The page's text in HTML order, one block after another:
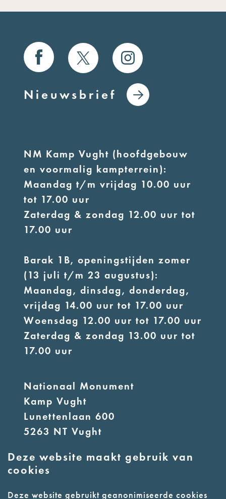
Deze website maakt gebruik van
cookies
Deze website gebruikt geanonimiseerde cookies
Nieuwsbrief
NM Kamp Vught (hoofdgebouw
en voormalig kampterrein):
Maandag t/m vrijdag 10.00 uur
tot 17.00 uur
Zaterdag & zondag 12.00 uur tot
17.00 uur
Barak 1B, openingstijden zomer
(13 juli t/m 23 augustus):
Maandag, dinsdag, donderdag,
vrijdag 14.00 uur tot 17.00 uur
Woensdag 12.00 uur tot 17.00 uur
Zaterdag & zondag 13.00 uur tot
17.00 uur
Nationaal Monument
Kamp Vught
Lunettenlaan 600
5263 NT Vught
E:info@nmkampvught.nl